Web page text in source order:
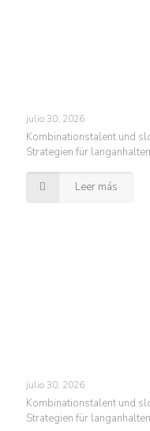
julio 30, 2026
Kombinationstalent und
Strategien für
Leer más
julio 30, 2026
Kombinationstalent und
Strategien für